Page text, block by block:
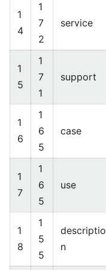
1
4
1
7
2
service
1
5
1
7
1
support
1
6
1
6
5
case
1
7
1
6
5
use
1
8
1
5
5
descriptio
n